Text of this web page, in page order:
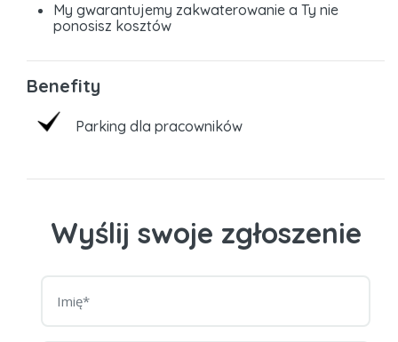
My gwarantujemy zakwaterowanie a Ty nie
ponosisz kosztów
Benefity
Parking dla pracowników
Wyślij swoje zgłoszenie